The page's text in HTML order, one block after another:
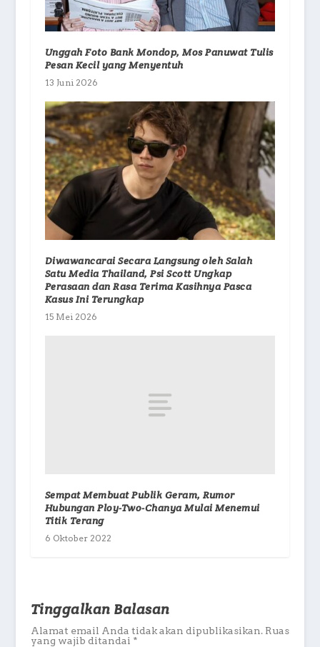
Unggah Foto Bank Mondop, Mos Panuwat Tulis
Pesan Kecil yang Menyentuh
13 Juni 2026
Diwawancarai Secara Langsung oleh Salah
Satu Media Thailand, Psi Scott Ungkap
Perasaan dan Rasa Terima Kasihnya Pasca
Kasus Ini Terungkap
15 Mei 2026
Sempat Membuat Publik Geram, Rumor
Hubungan Ploy-Two-Chanya Mulai Menemui
Titik Terang
6 Oktober 2022
Tinggalkan Balasan
Alamat email Anda tidak akan dipublikasikan. Ruas
yang wajib ditandai *